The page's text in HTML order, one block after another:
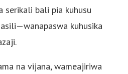
serikali bali pia kuhusu
kuhusika
na vijana, wameajiriwa